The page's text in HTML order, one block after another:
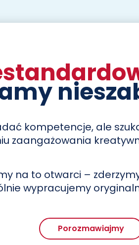
kompetencje, ale
zaangażowania
na to otwarci –
wypracujemy
Porozmawiajmy